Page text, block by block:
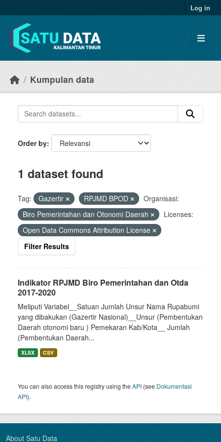
Log in
Kumpulan data
Order by
1 dataset found
Tag: Gazertir RPJMD BPOD
Organisasi:
Biro Pemerintahan dan Otonomi Daerah
Licenses:
Open Data Commons Attribution License
Filter Results
Indikator RPJMD Biro Pemerintahan dan Otda
2017-2020
Meliputi Variabel__Satuan Jumlah Unsur Nama Rupabumi
yang dibakukan (Gazertir Nasional)__Unsur (Pembentukan
Daerah otonomi baru ) Pemekaran Kab/Kota__ Jumlah
(Pembentukan Daerah...
XLSX CSV
You can also access this registry using theAPI (see Dokumentasi
API).
About Satu Data